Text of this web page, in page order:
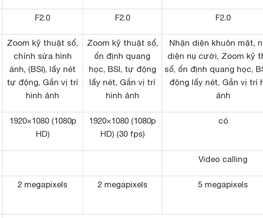
F2.0 F2.0 F2.0
Zoom kỹ thuật số,
chỉnh sửa hình
ảnh, (BSI), lấy nét
tự động, Gắn vị trí
hình ảnh
Zoom kỹ thuật số,
ổn định quang
học, BSI, tự động
lấy nét, Gắn vị trí
hình ảnh
Nhận diện khuôn mặt,
diện nụ cười, Zoom kỹ
số, ổn định quang học,
động lấy nét, Gắn vị trí
ảnh
1920×1080 (1080p
HD)
1920×1080 (1080p
HD) (30 fps)
có
Video calling
2 megapixels 2 megapixels 5 megapixels